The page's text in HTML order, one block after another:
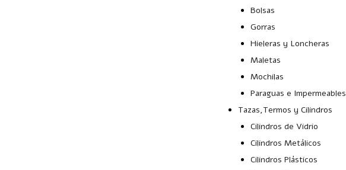
Bolsas
Gorras
Hieleras y Loncheras
Maletas
Mochilas
Paraguas e Impermeables
Tazas,Termos y Cilindros
Cilindros de Vidrio
Cilindros Metálicos
Cilindros Plásticos